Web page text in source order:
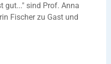
gut..." sind Prof. Anna
Fischer zu Gast und